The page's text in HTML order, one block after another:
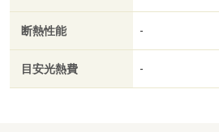
断熱性能 -
目安光熱費 -